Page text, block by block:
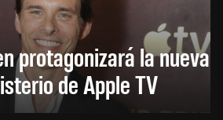
protagonizará la nueva
de Apple TV